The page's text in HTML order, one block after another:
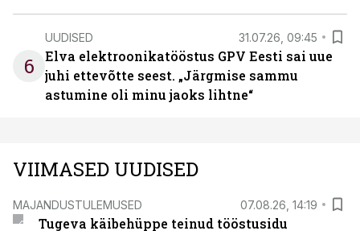
6
UUDISED 31.07.26, 09:45
Elva elektroonikatööstus GPV Eesti sai uue
juhi ettevõtte seest. „Järgmise sammu
astumine oli minu jaoks lihtne“
VIIMASED UUDISED
MAJANDUSTULEMUSED 07.08.26, 14:19
Tugeva käibehüppe teinud tööstusidu